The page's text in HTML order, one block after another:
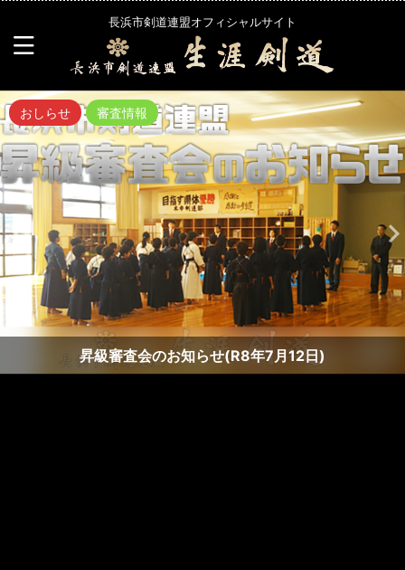
長浜市剣道連盟オフィシャルサイト
おしらせ 審査情報
昇級審査会のお知らせ(R8年7月12日)